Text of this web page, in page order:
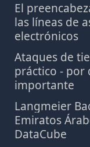
El
las líneas de
electrónicos
Ataques de
práctico - por
importante
Langmeier
Emiratos
DataCube